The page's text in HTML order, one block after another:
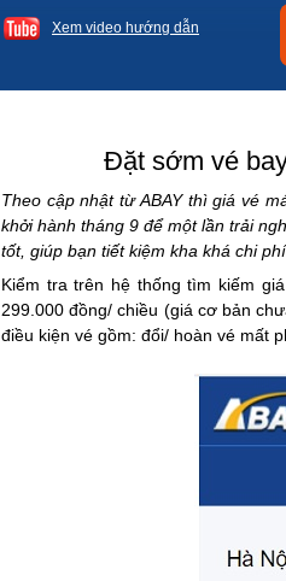
Xem video hướng dẫn
Đặt sớm vé
Theo cập nhật từ ABAY thì giá vé
khởi hành tháng 9 để một lần trải
tốt, giúp bạn tiết kiệm kha khá chi
Kiểm tra trên hệ thống tìm kiếm
299.000 đồng/ chiều (giá cơ bản
điều kiện vé gồm: đổi/ hoàn vé mất